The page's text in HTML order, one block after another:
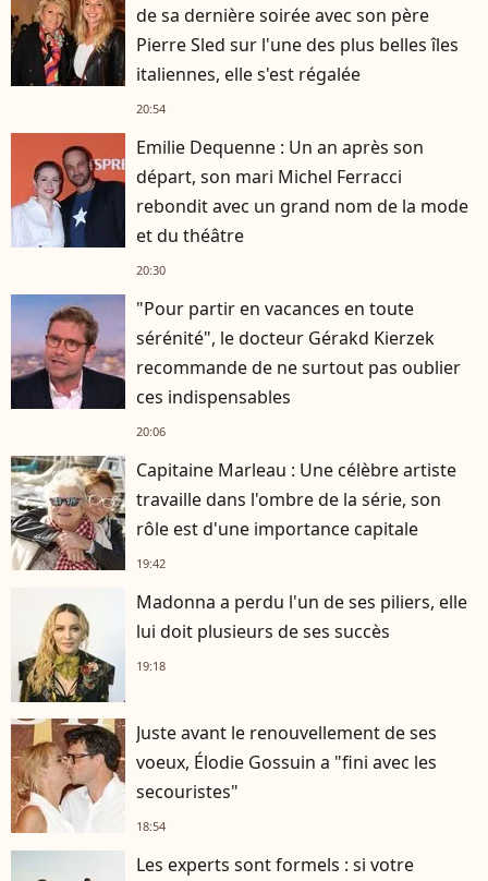
de sa dernière soirée avec son père
Pierre Sled sur l'une des plus belles îles
italiennes, elle s'est régalée
20:54
Emilie Dequenne : Un an après son
départ, son mari Michel Ferracci
rebondit avec un grand nom de la mode
et du théâtre
20:30
"Pour partir en vacances en toute
sérénité", le docteur Gérakd Kierzek
recommande de ne surtout pas oublier
ces indispensables
20:06
Capitaine Marleau : Une célèbre artiste
travaille dans l'ombre de la série, son
rôle est d'une importance capitale
19:42
Madonna a perdu l'un de ses piliers, elle
lui doit plusieurs de ses succès
19:18
Juste avant le renouvellement de ses
voeux, Élodie Gossuin a "fini avec les
secouristes"
18:54
Les experts sont formels : si votre